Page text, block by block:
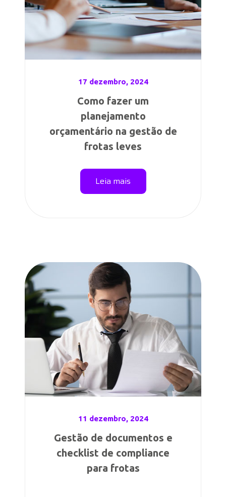
17 dezembro, 2024
Como fazer um
planejamento
orçamentário na gestão de
frotas leves
Leia mais
11 dezembro, 2024
Gestão de documentos e
checklist de compliance
para frotas